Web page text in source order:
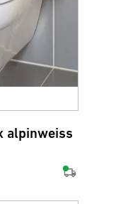
alpinweiss